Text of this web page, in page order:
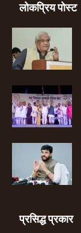
लोकप्रिय पोस्ट
प्रसिद्ध प्रकार